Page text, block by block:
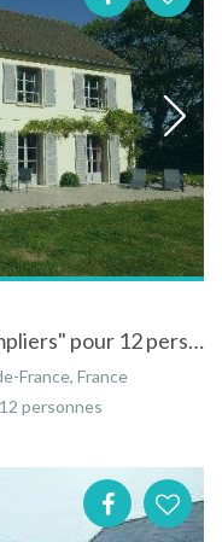
Grande maison "Le gites des templiers" pour 12 personnes à 20 minutes de Disneyland Paris
France, France
12 personnes